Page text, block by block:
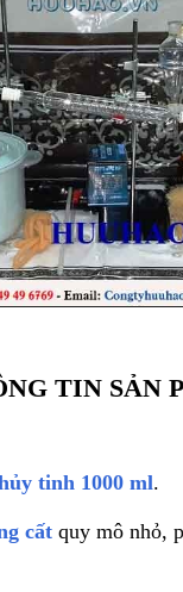
TIN SẢN
tinh 1000 ml.
cất quy mô nhỏ,